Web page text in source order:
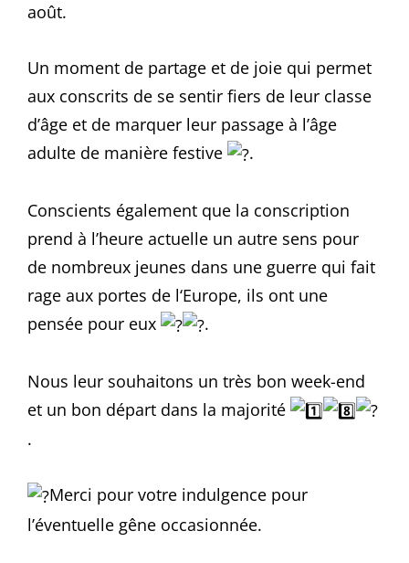
août.
Un moment de partage et de joie qui permet
aux conscrits de se sentir fiers de leur classe
d’âge et de marquer leur passage à l’âge
adulte de manière festive
.
Conscients également que la conscription
prend à l’heure actuelle un autre sens pour
de nombreux jeunes dans une guerre qui fait
rage aux portes de l‘Europe, ils ont une
pensée pour eux
.
Nous leur souhaitons un très bon week-end
et un bon départ dans la majorité
.
Merci pour votre indulgence pour
l’éventuelle gêne occasionnée.